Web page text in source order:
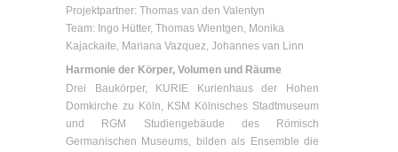
Projektpartner: Thomas van den Valentyn
Team: Ingo Hütter, Thomas Wientgen, Monika
Kajackaite, Mariana Vazquez, Johannes van Linn
Harmonie der Körper, Volumen und Räume
Drei Baukörper, KURIE Kurienhaus der Hohen
Domkirche zu Köln, KSM Kölnisches Stadtmuseum
und RGM Studiengebäude des Römisch
Germanischen Museums, bilden als Ensemble die